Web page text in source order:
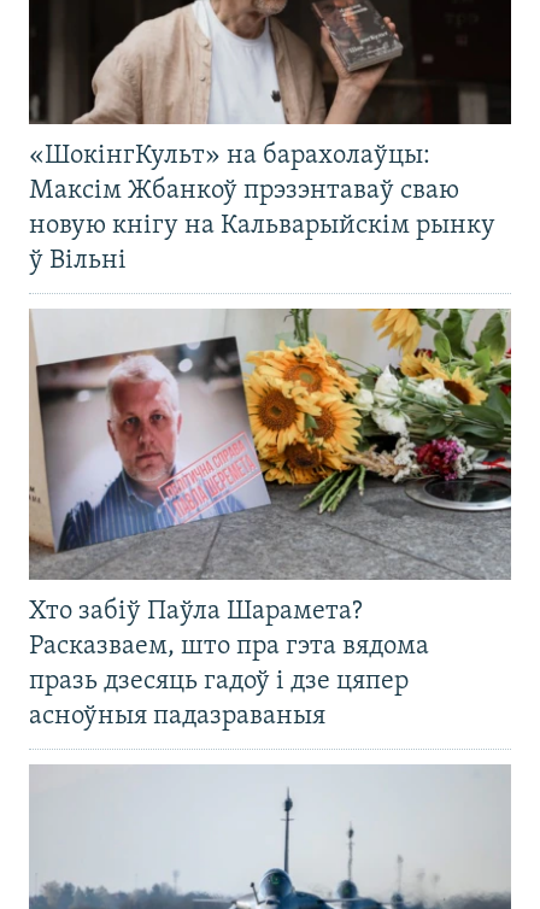
«ШокінгКульт» на барахолаўцы:
Максім Жбанкоў прэзэнтаваў сваю
новую кнігу на Кальварыйскім рынку
ў Вільні
Хто забіў Паўла Шарамета?
Расказваем, што пра гэта вядома
празь дзесяць гадоў і дзе цяпер
асноўныя падазраваныя